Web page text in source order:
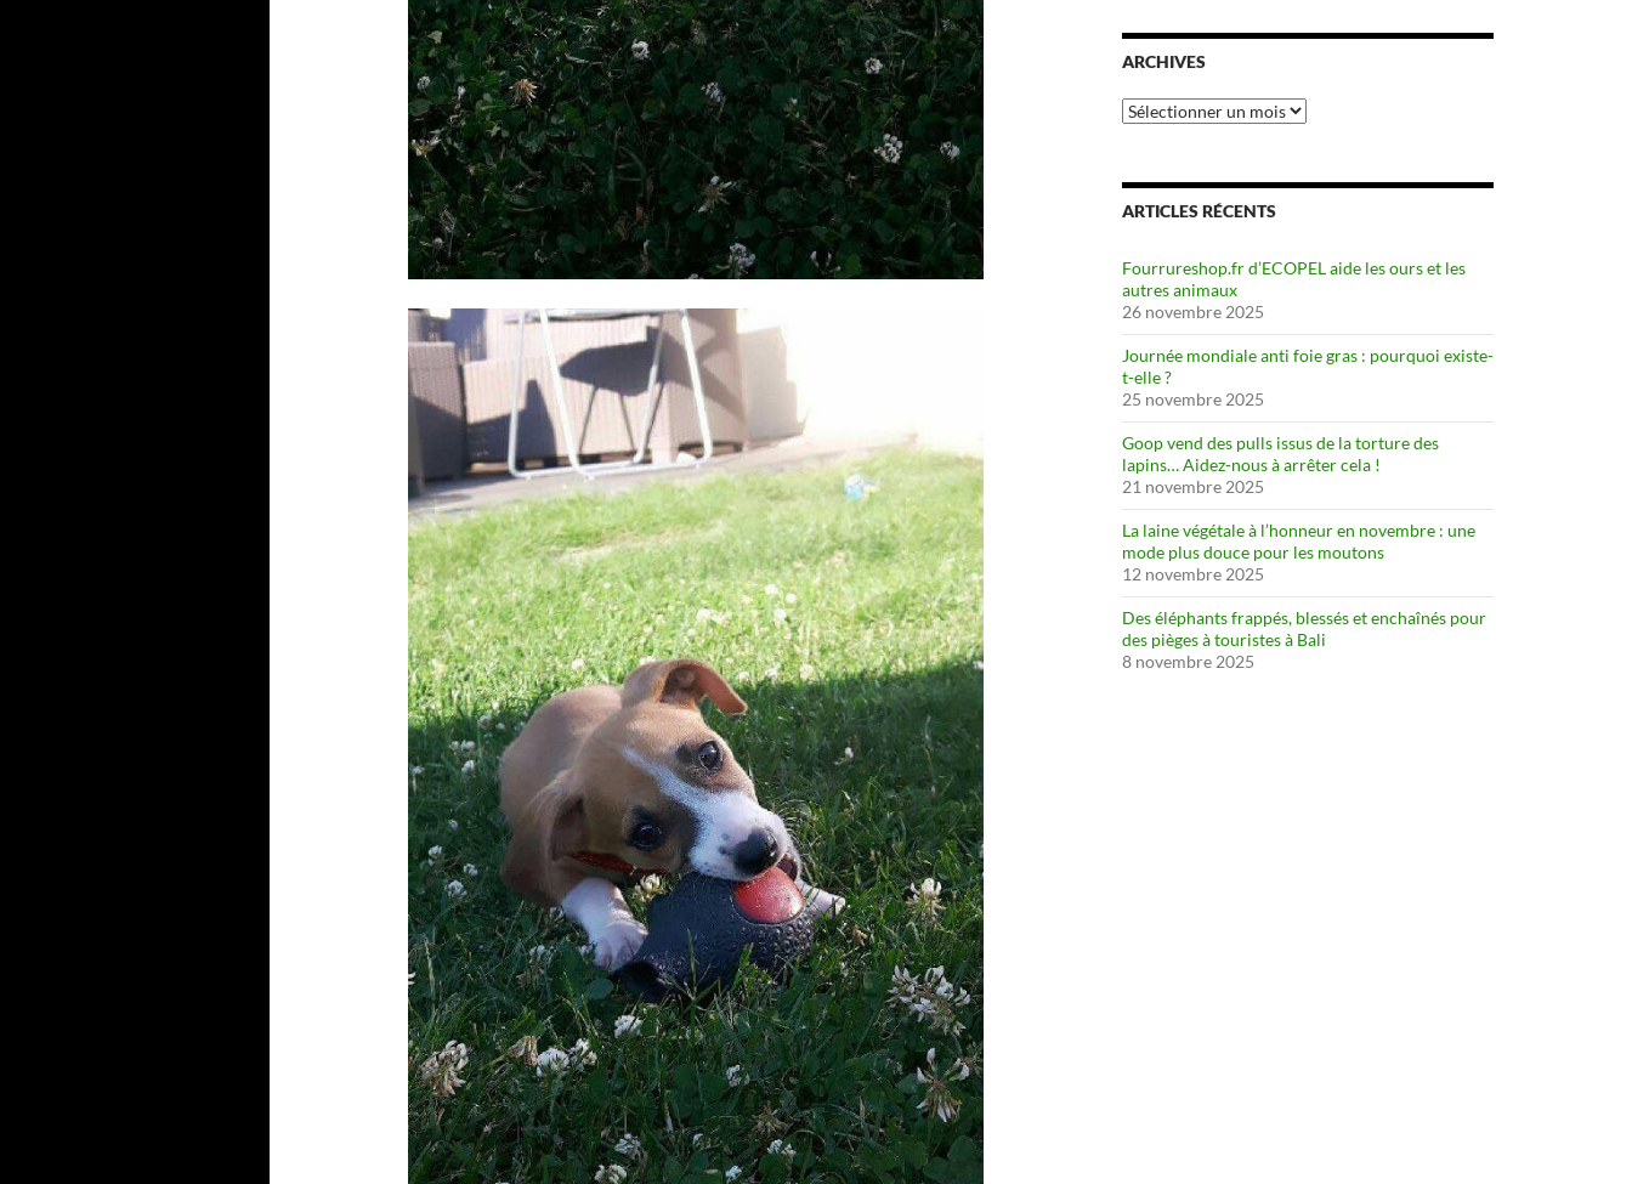
ARCHIVES
Archives
ARTICLES RÉCENTS
Fourrureshop.fr d’ECOPEL aide les ours et les
autres animaux
26 novembre 2025
Journée mondiale anti foie gras : pourquoi existe-
t-elle ?
25 novembre 2025
Goop vend des pulls issus de la torture des
lapins… Aidez-nous à arrêter cela !
21 novembre 2025
La laine végétale à l’honneur en novembre : une
mode plus douce pour les moutons
12 novembre 2025
Des éléphants frappés, blessés et enchaînés pour
des pièges à touristes à Bali
8 novembre 2025